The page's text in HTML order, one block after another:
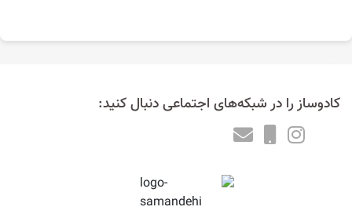
کادوساز را در شبکه‌های اجتماعی دنبال کنید: